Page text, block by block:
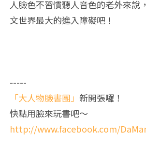
人臉色不習慣聽人音色的老外來說
文世界最大的進入障礙吧！
-----
「大人物臉書團」 新開張囉！
快點用臉來玩書吧～
http://www.facebook.com/